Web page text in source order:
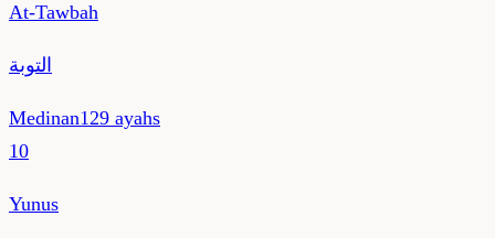
At-Tawbah
التوبة
Medinan129 ayahs
10
Yunus